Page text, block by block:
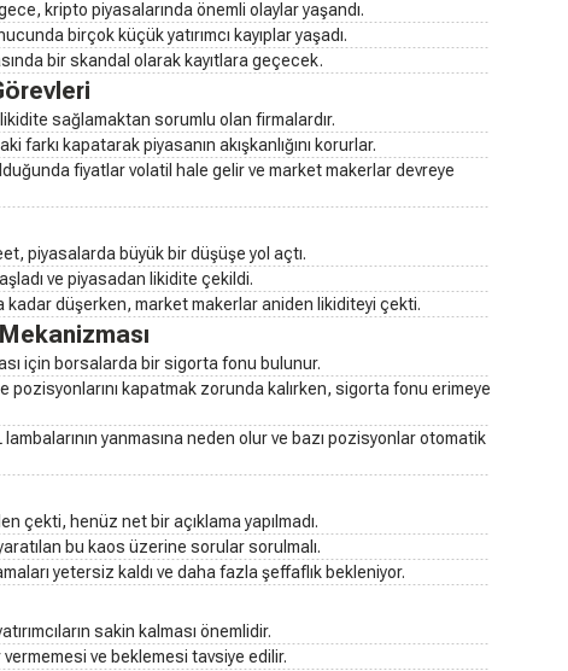
kripto piyasalarında önemli olaylar yaşandı.
birçok küçük yatırımcı kayıplar yaşadı.
bir skandal olarak kayıtlara geçecek.
sağlamaktan sorumlu olan firmalardır.
farkı kapatarak piyasanın akışkanlığını korurlar.
fiyatlar volatil hale gelir ve market makerlar devreye
piyasalarda büyük bir düşüşe yol açtı.
ve piyasadan likidite çekildi.
kadar düşerken, market makerlar aniden likiditeyi çekti.
için borsalarda bir sigorta fonu bulunur.
pozisyonlarını kapatmak zorunda kalırken, sigorta fonu erimeye
yanmasına neden olur ve bazı pozisyonlar otomatik
çekti, henüz net bir açıklama yapılmadı.
bu kaos üzerine sorular sorulmalı.
yetersiz kaldı ve daha fazla şeffaflık bekleniyor.
sakin kalması önemlidir.
vermemesi ve beklemesi tavsiye edilir.